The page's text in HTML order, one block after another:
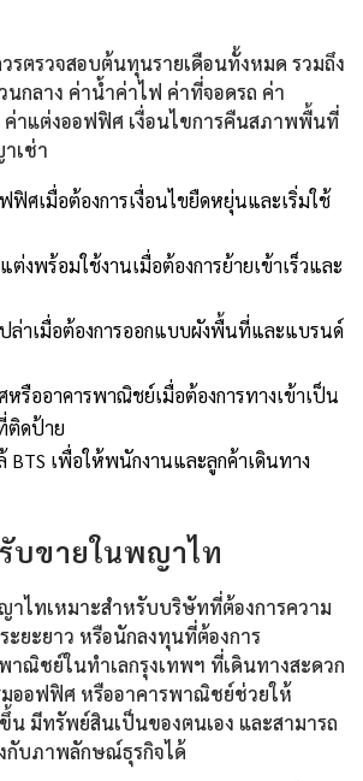
ตรวจสอบต้นทุนรายเดือนทั้งหมด รวมถึง
กลาง ค่าน้ำค่าไฟ ค่าที่จอดรถ ค่า
ค่าแต่งออฟฟิศ เงื่อนไขการคืนสภาพพื้นที่
เช่า
ฟิศเมื่อต้องการเงื่อนไขยืดหยุ่นและเริ่มใช้
งพร้อมใช้งานเมื่อต้องการย้ายเข้าเร็วและ
ปล่าเมื่อต้องการออกแบบผังพื้นที่และแบรนด์
หรืออาคารพาณิชย์เมื่อต้องการทางเข้าเป็น
ติดป้าย
BTS เพื่อให้พนักงานและลูกค้าเดินทาง
บขายในพญาไท
ไทเหมาะสำหรับบริษัทที่ต้องการความ
ะยะยาว หรือนักลงทุนที่ต้องการ
าณิชย์ในทำเลกรุงเทพฯ ที่เดินทางสะดวก
มออฟฟิศ หรืออาคารพาณิชย์ช่วยให้
มีทรัพย์สินเป็นของตนเอง และสามารถ
กับภาพลักษณ์ธุรกิจได้